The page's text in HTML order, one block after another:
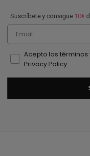
Suscríbete y consigue 10€
Email
Acepto los
Privacy Policy